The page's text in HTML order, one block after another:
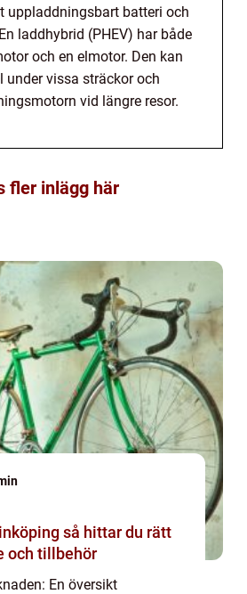
uppladdningsbart batteri och
laddhybrid (PHEV) har både
och en elmotor. Den kan
under vissa sträckor och
vid längre resor.
fler inlägg här
hittar du rätt
och tillbehör
En översikt